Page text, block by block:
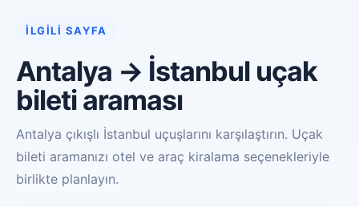
İLGILI SAYFA
Antalya → İstanbul uçak
bileti araması
Antalya çıkışlı İstanbul uçuşlarını karşılaştırın. Uçak
bileti aramanızı otel ve araç kiralama seçenekleriyle
birlikte planlayın.